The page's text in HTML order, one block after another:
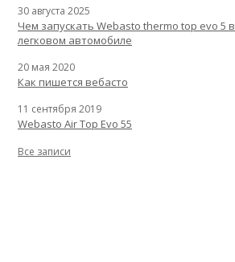
30 августа 2025
Чем запускать Webasto thermo top evo 5 в
легковом автомобиле
20 мая 2020
Как пишется вебасто
11 сентября 2019
Webasto Air Top Evo 55
Все записи